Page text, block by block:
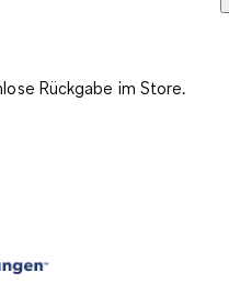
Rückgabe im Store.